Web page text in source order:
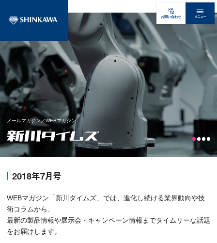
お問い合わせ メニュー
メールマガジン／WEBマガジン
2018年7月号
WEBマガジン「新川タイムズ」では、進化し続ける業界動向や技
術コラムから、
最新の製品情報や展示会・キャンペーン情報までタイムリーな話題
をお届けします。